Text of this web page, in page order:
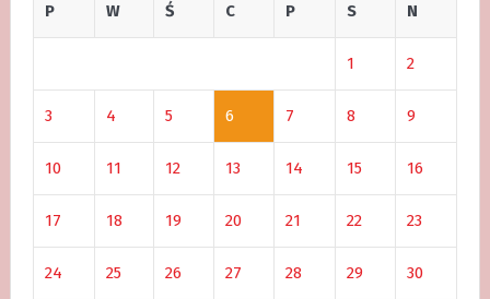
P W Ś C P S N
1 2
3 4 5 6 7 8 9
10 11 12 13 14 15 16
17 18 19 20 21 22 23
24 25 26 27 28 29 30